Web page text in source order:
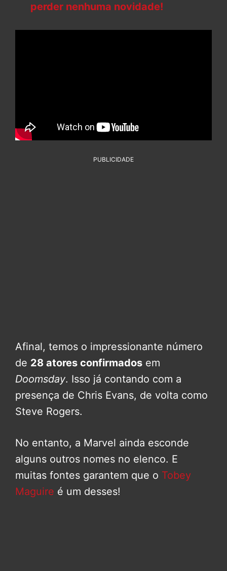
perder nenhuma novidade!
PUBLICIDADE
Afinal, temos o impressionante número
de 28 atores confirmados em
Doomsday. Isso já contando com a
presença de Chris Evans, de volta como
Steve Rogers.
No entanto, a Marvel ainda esconde
alguns outros nomes no elenco. E
muitas fontes garantem que o Tobey
Maguire é um desses!